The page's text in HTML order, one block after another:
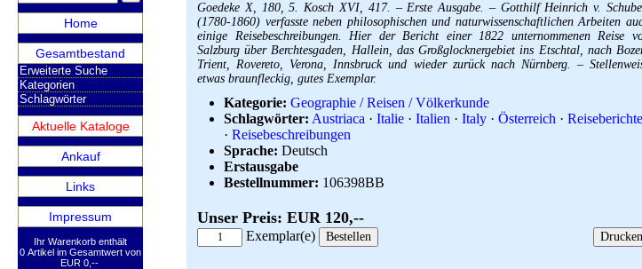
Home
Gesamtbestand
Erweiterte Suche
Kategorien
Schlagwörter
Aktuelle Kataloge
Ankauf
Links
Impressum
Ihr Warenkorb enthält
0 Artikel im Gesamtwert von
EUR 0,--
Goedeke X, 180, 5. Kosch XVI, 417. – Erste Ausgabe. – Gotthilf Heinrich v.
(1780-1860) verfasste neben philosophischen und naturwissenschaftlichen Arbeiten
einige Reisebeschreibungen. Hier der Bericht einer 1822 unternommenen Reise
Salzburg über Berchtesgaden, Hallein, das Großglocknergebiet ins Etschtal, nach
Trient, Rovereto, Verona, Innsbruck und wieder zurück nach Nürnberg. –
etwas braunfleckig, gutes Exemplar.
Kategorie: Geographie / Reisen / Völkerkunde
Schlagwörter: Austriaca · Italie · Italien · Italy · Österreich · Reiseberichte
· Reisebeschreibungen
Sprache: Deutsch
Erstausgabe
Bestellnummer: 106398BB
Unser Preis: EUR 120,--
Exemplar(e)